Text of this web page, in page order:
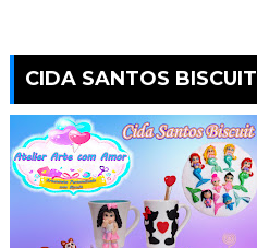
CIDA SANTOS BISCUIT